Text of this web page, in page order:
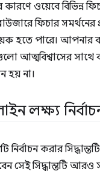
কারণে ওয়েবে বিভিন্ন
ফিচার সমর্থনের
হতে পারে। আপনার
হয় না।
লক্ষ্য
নির্বাচন করার
সেই সিদ্ধান্তটি